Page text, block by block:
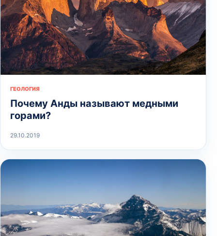
ГЕОЛОГИЯ
Почему Анды называют медными
горами?
29.10.2019